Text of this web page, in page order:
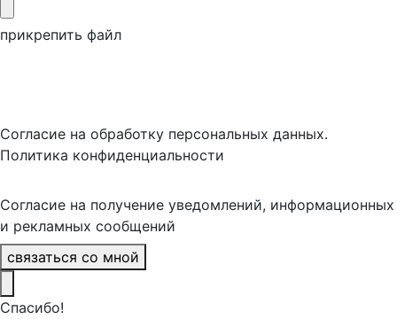
прикрепить файл
Согласие на обработку персональных данных.
Политика конфиденциальности
Согласие на получение уведомлений, информационных
и рекламных сообщений
связаться со мной
Спасибо!